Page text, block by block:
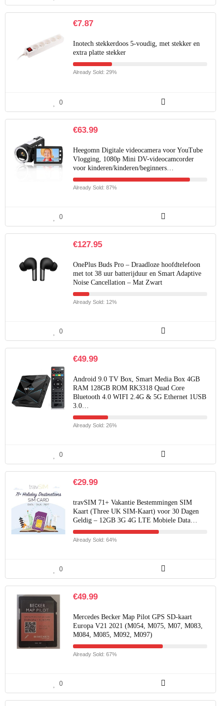
€7.87
Inotech stekkerdoos 5-voudig, met stekker en
extra platte stekker
Already Sold: 29%
0
€63.99
Heegomn Digitale videocamera voor YouTube
Vlogging, 1080p Mini DV-videocamcorder
voor kinderen/kinderen/beginners…
Already Sold: 87%
0
€127.95
OnePlus Buds Pro – Draadloze hoofdtelefoon
met tot 38 uur batterijduur en Smart Adaptive
Noise Cancellation – Mat Zwart
Already Sold: 12%
0
€49.99
Android 9.0 TV Box, Smart Media Box 4GB
RAM 128GB ROM RK3318 Quad Core
Bluetooth 4.0 WIFI 2.4G & 5G Ethernet 1USB
3.0…
Already Sold: 26%
0
€29.99
travSIM 71+ Vakantie Bestemmingen SIM
Kaart (Three UK SIM-Kaart) voor 30 Dagen
Geldig – 12GB 3G 4G LTE Mobiele Data…
Already Sold: 64%
0
€49.99
Mercedes Becker Map Pilot GPS SD-kaart
Europa V21 2021 (M054, M075, M07, M083,
M084, M085, M092, M097)
Already Sold: 67%
0